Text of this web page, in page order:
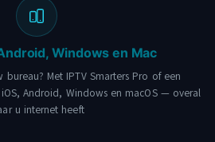
Windows en Mac
Met IPTV Smarters Pro of een
Android, Windows en macOS — overal
u internet heeft